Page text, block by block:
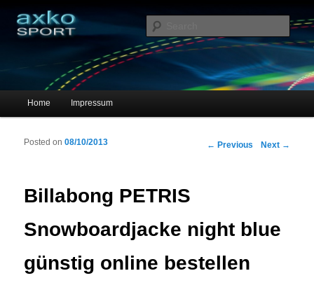
axko-sport – Sportschuhe online
Main menu
Skip to primary content
Skip to secondary content
Home Impressum
Post navigation
← Previous Next →
Billabong PETRIS
Snowboardjacke night blue
günstig online bestellen
Posted on08/10/2013